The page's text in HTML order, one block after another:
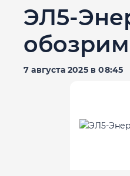
ЭЛ5-
7 августа 2025 в 08:45